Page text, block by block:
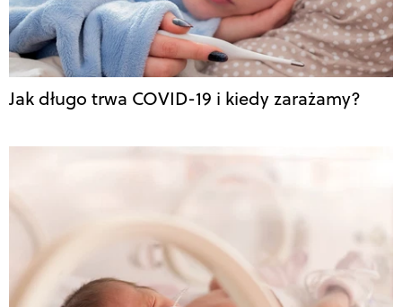
Jak długo trwa COVID-19 i kiedy zarażamy?